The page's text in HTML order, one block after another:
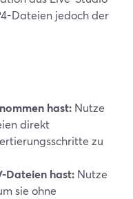
Dateien jedoch der
hast: Nutze
direkt
zu
Dateien hast: Nutze
sie ohne